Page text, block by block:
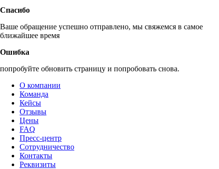
Спасибо
Ваше обращение успешно отправлено, мы свяжемся в самое
ближайшее время
Ошибка
попробуйте обновить страницу и попробовать снова.
О компании
Команда
Кейсы
Отзывы
Цены
FAQ
Пресс-центр
Сотрудничество
Контакты
Реквизиты